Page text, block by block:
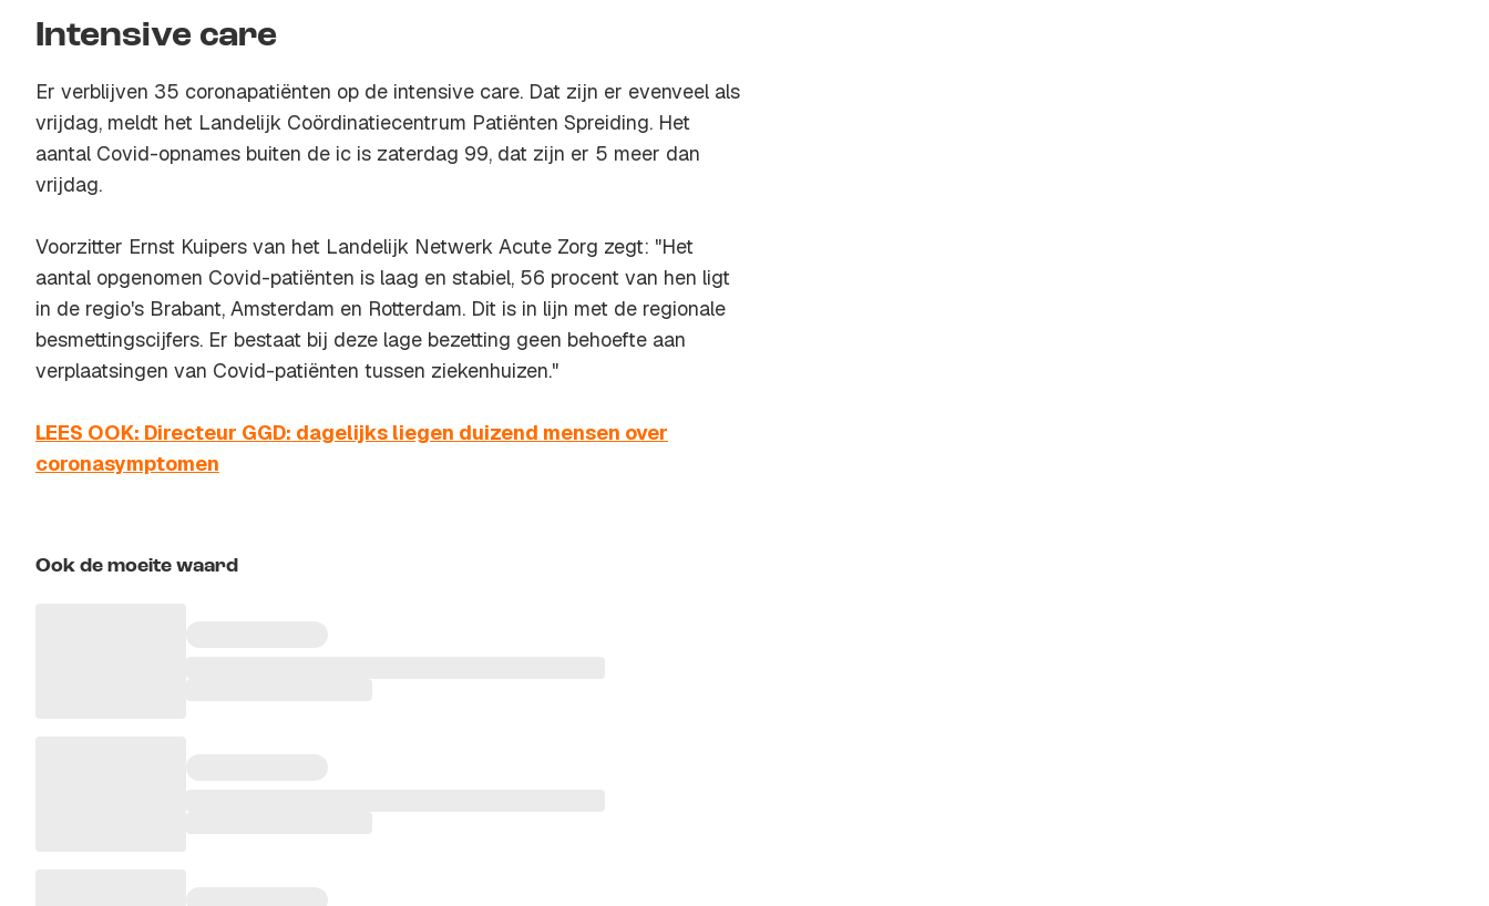
Intensive care
Er verblijven 35 coronapatiënten op de intensive care. Dat zijn er evenveel als
vrijdag, meldt het Landelijk Coördinatiecentrum Patiënten Spreiding. Het
aantal Covid-opnames buiten de ic is zaterdag 99, dat zijn er 5 meer dan
vrijdag.
Voorzitter Ernst Kuipers van het Landelijk Netwerk Acute Zorg zegt: "Het
aantal opgenomen Covid-patiënten is laag en stabiel, 56 procent van hen ligt
in de regio's Brabant, Amsterdam en Rotterdam. Dit is in lijn met de regionale
besmettingscijfers. Er bestaat bij deze lage bezetting geen behoefte aan
verplaatsingen van Covid-patiënten tussen ziekenhuizen."
LEES OOK: Directeur GGD: dagelijks liegen duizend mensen over
coronasymptomen
Ook de moeite waard